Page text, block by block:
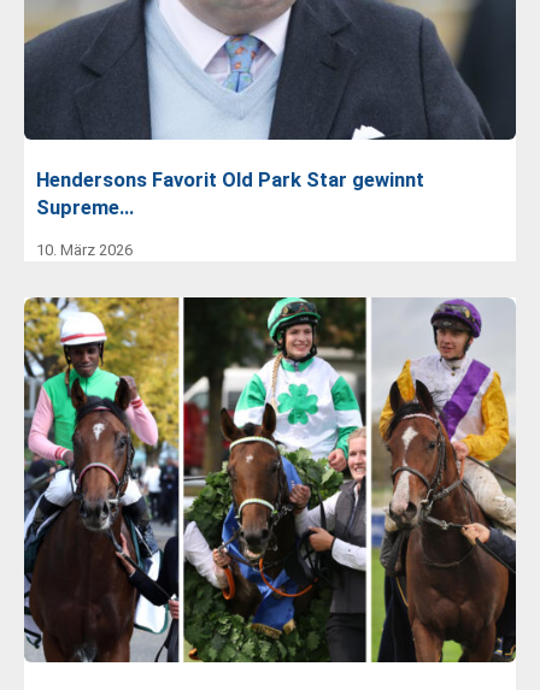
Hendersons Favorit Old Park Star gewinnt
Supreme…
10. März 2026